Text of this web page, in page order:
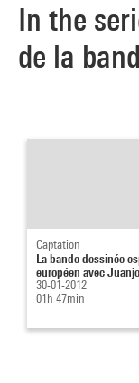
In the
de la
Captation
La bande dessinée
européen avec Juanjo
30-01-2012
01h 47min